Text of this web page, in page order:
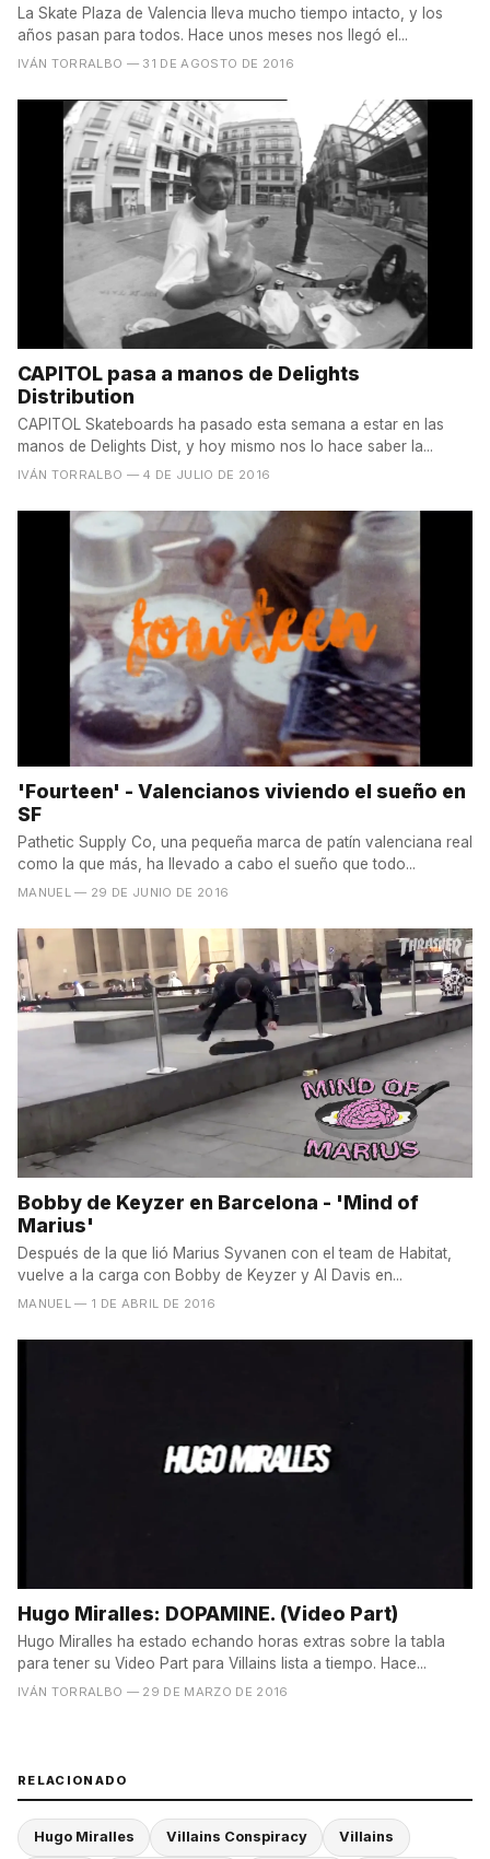
La Skate Plaza de Valencia lleva mucho tiempo intacto, y los
años pasan para todos. Hace unos meses nos llegó el...
IVÁN TORRALBO — 31 DE AGOSTO DE 2016
CAPITOL pasa a manos de Delights
Distribution
CAPITOL Skateboards ha pasado esta semana a estar en las
manos de Delights Dist, y hoy mismo nos lo hace saber la...
IVÁN TORRALBO — 4 DE JULIO DE 2016
'Fourteen' - Valencianos viviendo el sueño en
SF
Pathetic Supply Co, una pequeña marca de patín valenciana real
como la que más, ha llevado a cabo el sueño que todo...
MANUEL — 29 DE JUNIO DE 2016
Bobby de Keyzer en Barcelona - 'Mind of
Marius'
Después de la que lió Marius Syvanen con el team de Habitat,
vuelve a la carga con Bobby de Keyzer y Al Davis en...
MANUEL — 1 DE ABRIL DE 2016
Hugo Miralles: DOPAMINE. (Video Part)
Hugo Miralles ha estado echando horas extras sobre la tabla
para tener su Video Part para Villains lista a tiempo. Hace...
IVÁN TORRALBO — 29 DE MARZO DE 2016
RELACIONADO
Hugo Miralles Villains Conspiracy Villains